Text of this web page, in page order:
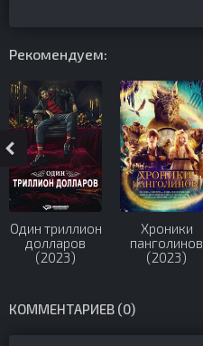
Рекомендуем:
Один триллион
долларов
(2023)
Хроники
панголинов
(2023)
КОММЕНТАРИЕВ (0)